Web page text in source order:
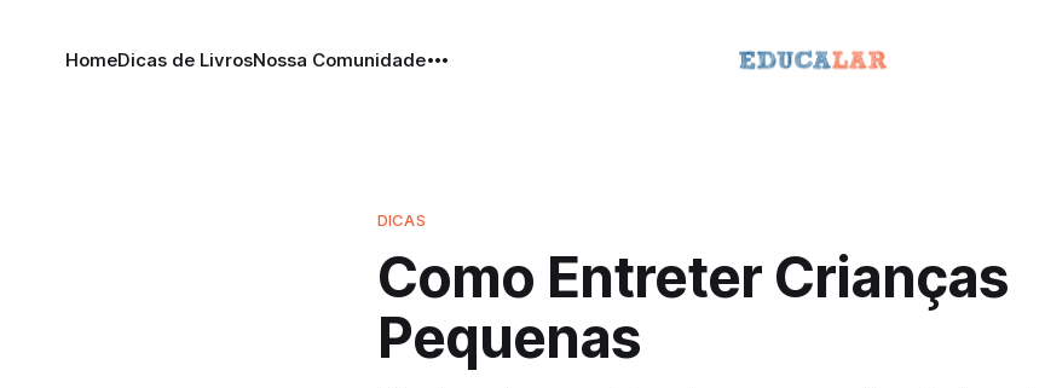
HomeDicas de LivrosNossa Comunidade
DICAS
Como Entreter Crianças
Pequenas